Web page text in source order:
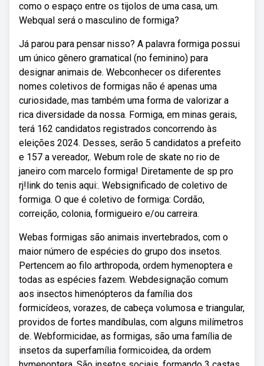
como o espaço entre os tijolos de uma casa, um.
Webqual será o masculino de formiga?
Já parou para pensar nisso? A palavra formiga possui
um único gênero gramatical (no feminino) para
designar animais de. Webconhecer os diferentes
nomes coletivos de formigas não é apenas uma
curiosidade, mas também uma forma de valorizar a
rica diversidade da nossa. Formiga, em minas gerais,
terá 162 candidatos registrados concorrendo às
eleições 2024. Desses, serão 5 candidatos a prefeito
e 157 a vereador,. Webum role de skate no rio de
janeiro com marcelo formiga! Diretamente de sp pro
rj!link do tenis aqui:. Websignificado de coletivo de
formiga. O que é coletivo de formiga: Cordão,
correição, colonia, formigueiro e/ou carreira.
Webas formigas são animais invertebrados, com o
maior número de espécies do grupo dos insetos.
Pertencem ao filo arthropoda, ordem hymenoptera e
todas as espécies fazem. Webdesignação comum
aos insectos himenópteros da família dos
formicídeos, vorazes, de cabeça volumosa e triangular,
providos de fortes mandíbulas, com alguns milímetros
de. Webformicidae, as formigas, são uma família de
insetos da superfamília formicoidea, da ordem